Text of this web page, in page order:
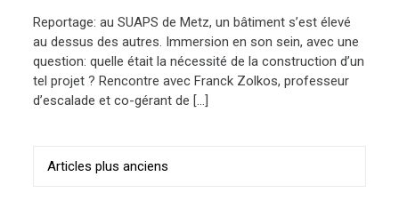
Reportage: au SUAPS de Metz, un bâtiment s’est élevé
au dessus des autres. Immersion en son sein, avec une
question: quelle était la nécessité de la construction d’un
tel projet ? Rencontre avec Franck Zolkos, professeur
d’escalade et co-gérant de […]
Navigation
des
Articles plus anciens